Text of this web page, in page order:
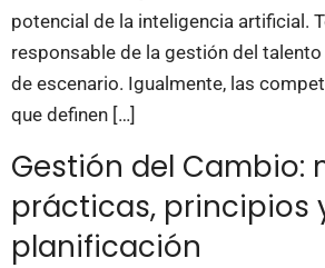
potencial de la inteligencia artificial.
responsable de la gestión del
de escenario. Igualmente, las
que definen […]
Gestión del Cambio:
prácticas, principios
planificación